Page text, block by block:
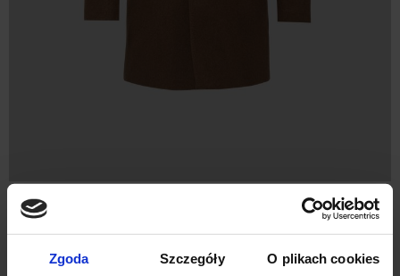
Zgoda Szczegóły O plikach cookies